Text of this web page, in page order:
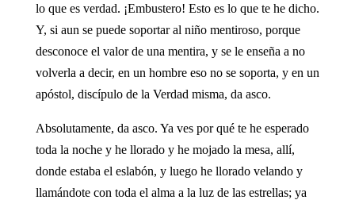
lo que es verdad. ¡Embustero! Esto es lo que te he dicho.
Y, si aun se puede soportar al niño mentiroso, porque
desconoce el valor de una mentira, y se le enseña a no
volverla a decir, en un hombre eso no se soporta, y en un
apóstol, discípulo de la Verdad misma, da asco.
Absolutamente, da asco. Ya ves por qué te he esperado
toda la noche y he llorado y he mojado la mesa, allí,
donde estaba el eslabón, y luego he llorado velando y
llamándote con toda el alma a la luz de las estrellas; ya